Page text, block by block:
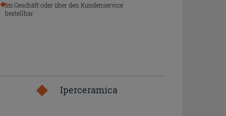
Im Geschäft oder über den Kundenservice
bestellbar
Iperceramica